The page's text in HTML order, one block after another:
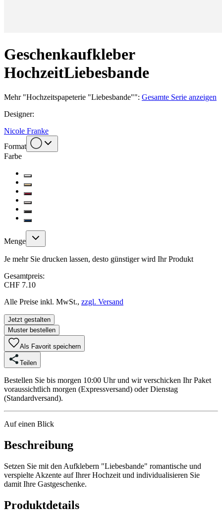
Geschenkaufkleber
HochzeitLiebesbande
Mehr"Hochzeitspapeterie "Liebesbande"": Gesamte Serie anzeigen
Designer:
Nicole Franke
Format
Farbe
Menge
Je mehr Sie drucken lassen, desto günstiger wird Ihr Produkt
Gesamtpreis:
CHF 7.10
Alle Preise inkl. MwSt., zzgl. Versand
Jetzt gestalten
Muster bestellen
Als Favorit speichern
Teilen
Bestellen Sie bis morgen 10:00 Uhr und wir verschicken Ihr Paket
voraussichtlich morgen (Expressversand) oder Dienstag
(Standardversand).
Auf einen Blick
Beschreibung
Setzen Sie mit den Aufklebern "Liebesbande" romantische und
verspielte Akzente auf Ihrer Hochzeit und individualisieren Sie
damit Ihre Gastgeschenke.
Produktdetails